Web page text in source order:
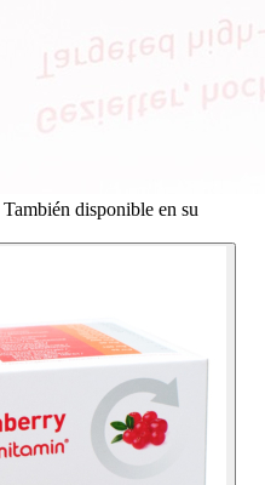
También disponible en su